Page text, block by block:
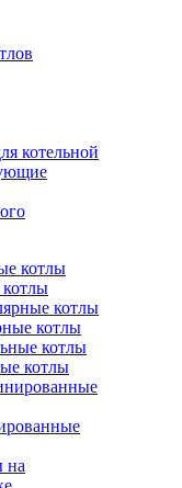
котельной
котлы
котлы
котлы